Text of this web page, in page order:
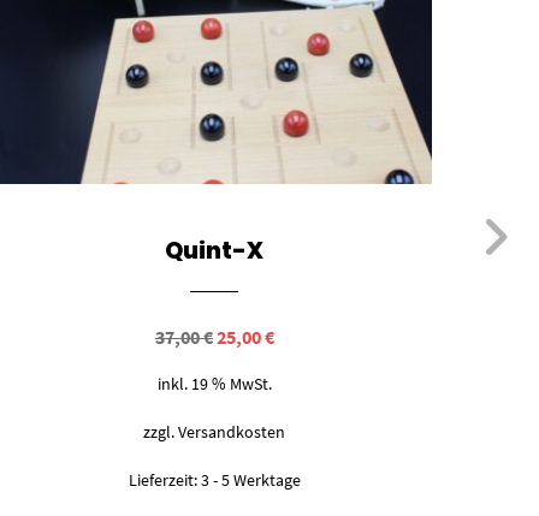
Quint-X
37,00€Ursprünglicher
Preis
war:
37,00 €
25,00€Aktueller
inkl. 19 % MwSt.
zzgl.Versandkosten
Lieferzeit:3 - 5 Werktage